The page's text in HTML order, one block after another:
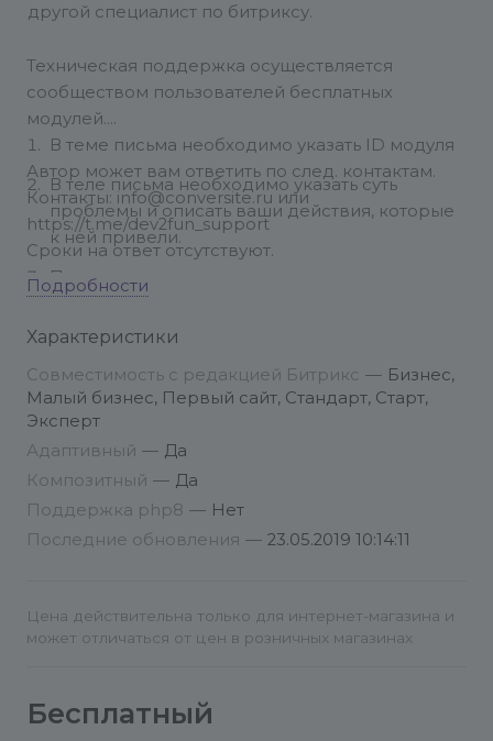
другой специалист по битриксу.
Техническая поддержка осуществляется
сообществом пользователей бесплатных
модулей.
Автор может вам ответить по след. контактам.
Контакты: info@conversite.ru или
https://t.me/dev2fun_support
Сроки на ответ отсутствуют.
Правила для письма:
В теме письма необходимо указать ID модуля
В теле письма необходимо указать суть
проблемы и описать ваши действия, которые
к ней привели.
Приложить скриншоты.
(желательно)
Подробности
Характеристики
Совместимость с редакцией Битрикс — Бизнес,
Малый бизнес, Первый сайт, Стандарт, Старт,
Эксперт
Адаптивный — Да
Композитный — Да
Поддержка php8 — Нет
Последние обновления — 23.05.2019 10:14:11
Цена действительна только для интернет-магазина и
может отличаться от цен в розничных магазинах
Бесплатный